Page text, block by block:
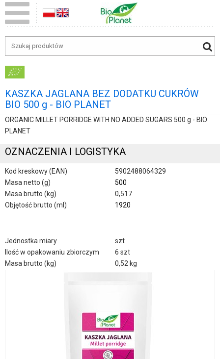
KASZKA JAGLANA BEZ DODATKU CUKRÓW
BIO 500 g - BIO PLANET
ORGANIC MILLET PORRIDGE WITH NO ADDED SUGARS 500 g - BIO
PLANET
OZNACZENIA I LOGISTYKA
Kod kreskowy (EAN)
5902488064329
Masa netto (g)
500
Masa brutto (kg)
0,517
Objętość brutto (ml)
1920
Jednostka miary
szt
Ilość w opakowaniu zbiorczym
6 szt
Masa brutto (kg)
0,52 kg